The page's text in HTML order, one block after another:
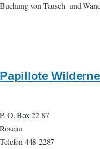
Buchung von Tausch- und
Papillote
P. O. Box 22 87
Roseau
Telefon 448-2287